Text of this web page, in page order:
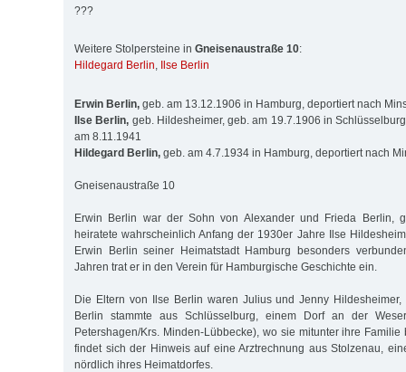
???
Weitere Stolpersteine in Gneisenaustraße 10:
Hildegard Berlin, Ilse Berlin
Erwin Berlin, geb. am 13.12.1906 in Hamburg, deportiert nach
Ilse Berlin, geb. Hildesheimer, geb. am 19.7.1906 in
am 8.11.1941
Hildegard Berlin, geb. am 4.7.1934 in Hamburg, deportiert nach
Gneisenaustraße 10
Erwin Berlin war der Sohn von Alexander und Frieda Berlin,
heiratete wahrscheinlich Anfang der 1930er Jahre Ilse
Erwin Berlin seiner Heimatstadt Hamburg besonders
Jahren trat er in den Verein für Hamburgische Geschichte ein.
Die Eltern von Ilse Berlin waren Julius und Jenny Hildesheimer,
Berlin stammte aus Schlüsselburg, einem Dorf an der
Petershagen/Krs. Minden-Lübbecke), wo sie mitunter ihre Familie
findet sich der Hinweis auf eine Arztrechnung aus Stolzenau,
nördlich ihres Heimatdorfes.